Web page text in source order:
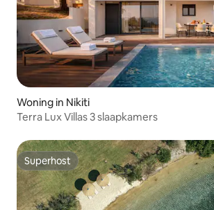
Woning in Nikiti
Terra Lux Villas 3 slaapkamers
Superhost
Superhost